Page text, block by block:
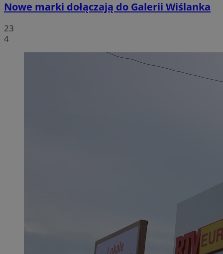
Nowe marki dołączają do Galerii Wiślanka
23
4